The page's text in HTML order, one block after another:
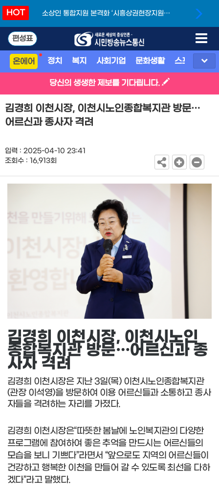
HOT
소상인 통합지원 본격화 ‘시흥상권현장지원단’
편성표
온에어 정치 복지 사회기업 문화생활 스포츠 지
당신의 생생한 제보를 기다립니다.
김경희 이천시장, 이천시노인종합복지관 방문…
어르신과 종사자 격려
입력 : 2025-04-10 23:41
조회수 : 16,913회
김경희 이천시장, 이천시노인
종합복지관 방문…어르신과 종
사자 격려
김경희 이천시장은 지난 3일(목) 이천시노인종합복지관
(관장 이석영)을 방문하여 이용 어르신들과 소통하고 종사
자들을 격려하는 자리를 가졌다.
김경희 이천시장은“따뜻한 봄날에 노인복지관의 다양한
프로그램에 참여하여 좋은 추억을 만드시는 어르신들의
모습을 보니 기쁘다”라면서 “앞으로도 지역의 어르신들이
건강하고 행복한 이천을 만들어 갈 수 있도록 최선을 다하
겠다”라고 말했다.